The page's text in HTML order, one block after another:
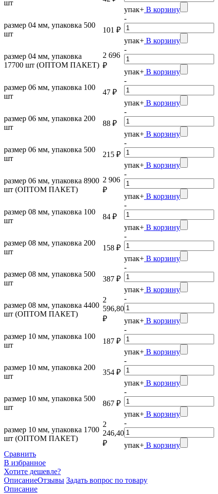
шт
упак+ В корзину
размер 04 мм, упаковка 500
шт
101 ₽
-
упак+ В корзину
размер 04 мм, упаковка
17700 шт (ОПТОМ ПАКЕТ)
2 696
₽
-
упак+ В корзину
размер 06 мм, упаковка 100
шт
47 ₽
-
упак+ В корзину
размер 06 мм, упаковка 200
шт
88 ₽
-
упак+ В корзину
размер 06 мм, упаковка 500
шт
215 ₽
-
упак+ В корзину
размер 06 мм, упаковка 8900
шт (ОПТОМ ПАКЕТ)
2 906
₽
-
упак+ В корзину
размер 08 мм, упаковка 100
шт
84 ₽
-
упак+ В корзину
размер 08 мм, упаковка 200
шт
158 ₽
-
упак+ В корзину
размер 08 мм, упаковка 500
шт
387 ₽
-
упак+ В корзину
размер 08 мм, упаковка 4400
шт (ОПТОМ ПАКЕТ)
2
596,80
₽
-
упак+ В корзину
размер 10 мм, упаковка 100
шт
187 ₽
-
упак+ В корзину
размер 10 мм, упаковка 200
шт
354 ₽
-
упак+ В корзину
размер 10 мм, упаковка 500
шт
867 ₽
-
упак+ В корзину
размер 10 мм, упаковка 1700
шт (ОПТОМ ПАКЕТ)
2
246,40
₽
-
упак+ В корзину
Сравнить
В избранное
Хотите дешевле?
ОписаниеОтзывы Задать вопрос по товару
Описание